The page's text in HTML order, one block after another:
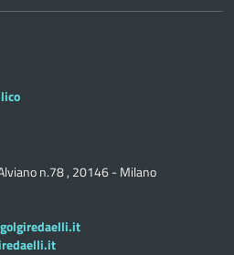
n.78 , 20146 - Milano